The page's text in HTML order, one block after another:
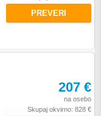
PREVERI
207 €
na osebo
Skupaj okvirno: 828 €